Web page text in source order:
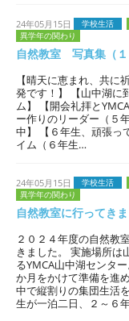
24年05月15日 学校生活
異学年の関わり
自然教室 写真集（１
【晴天に恵まれ、共に
発です！】 【山中湖に
ム】 【開会礼拝と
ー作りのリーダー（５
中】 【６年生、頑張っ
イム（６年生…
24年05月15日 学校生活
異学年の関わり
自然教室に行ってきま
２０２４年度の自然教
きました。 実施場所は
るYMCA山中湖センタ
か月をかけて準備を進
中で縦割りの集団生活
生が一泊二日、２～６